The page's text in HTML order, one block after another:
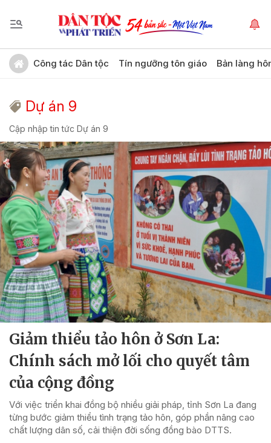
Công tác Dân tộc Tín ngưỡng tôn giáo Bản làng
Dự án 9
Cập nhập tin tức Dự án 9
Giảm thiểu tảo hôn ở Sơn La:
Chính sách mở lối cho quyết tâm
của cộng đồng
Với việc triển khai đồng bộ nhiều giải pháp, tỉnh Sơn La đang
từng bước giảm thiểu tình trạng tảo hôn, góp phần nâng cao
chất lượng dân số, cải thiện đời sống đồng bào DTTS.